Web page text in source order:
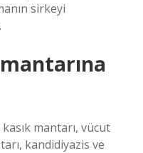
sirkeyi
mantarı, vücut
kandidiyazis ve